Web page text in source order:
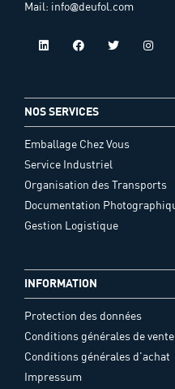
INFORMATION
Protection des données
Conditions générales de vente
Conditions générales d’achat
Impressum
NOS SERVICES
Emballage Chez Vous
Service Industriel
Organisation des Transports
Documentation
Gestion Logistique
Mail: info@deufol.com